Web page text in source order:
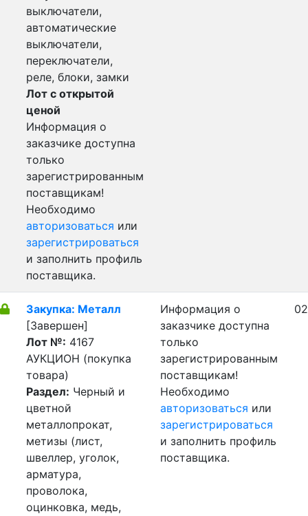
выключатели,
автоматические
выключатели,
переключатели,
реле, блоки, замки
Лот с открытой
ценой
Информация о
заказчике доступна
только
зарегистрированным
поставщикам!
Необходимо
авторизоваться или
зарегистрироваться
и заполнить профиль
поставщика.
Закупка: Металл
[Завершен]
Лот №: 4167
АУКЦИОН (покупка
товара)
Раздел: Черный и
цветной
металлопрокат,
метизы (лист,
швеллер, уголок,
арматура,
проволока,
оцинковка, медь,
Информация о
заказчике доступна
только
зарегистрированным
поставщикам!
Необходимо
авторизоваться или
зарегистрироваться
и заполнить профиль
поставщика.